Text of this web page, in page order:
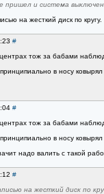
пришел и система
на жесткий диск по кругу.
#
тож за бабами
в носу
#
тож за бабами
в носу
надо валить с такой
#
на жесткий диск по